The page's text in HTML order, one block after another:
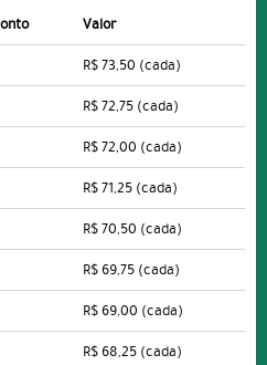
Valor
R$ 73,50 (cada)
R$ 72,75 (cada)
R$ 72,00 (cada)
R$ 71,25 (cada)
R$ 70,50 (cada)
R$ 69,75 (cada)
R$ 69,00 (cada)
R$ 68,25 (cada)